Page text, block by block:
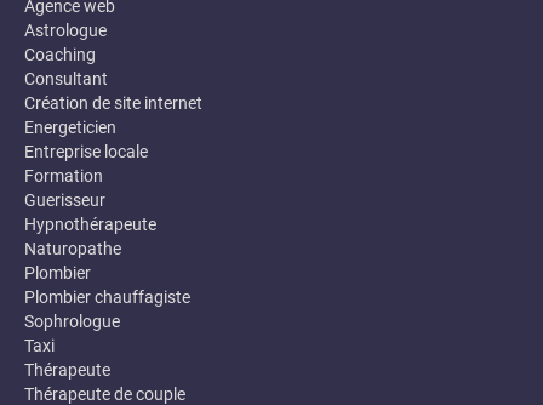
Agence web
Astrologue
Coaching
Consultant
Création de site internet
Energeticien
Entreprise locale
Formation
Guerisseur
Hypnothérapeute
Naturopathe
Plombier
Plombier chauffagiste
Sophrologue
Taxi
Thérapeute
Thérapeute de couple